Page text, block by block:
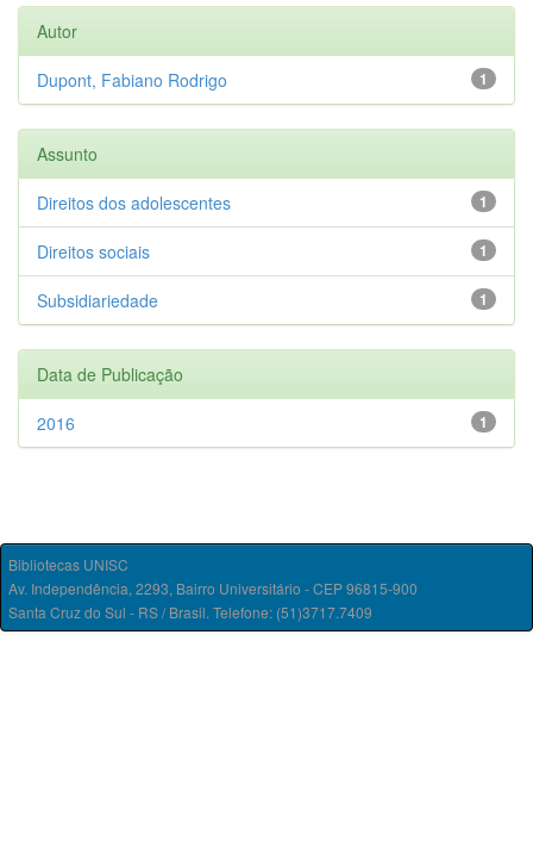
Autor
1
Dupont, Fabiano Rodrigo
Assunto
1
Direitos dos adolescentes
1
Direitos sociais
1
Subsidiariedade
Data de Publicação
1
2016
Bibliotecas UNISC
Av. Independência, 2293, Bairro Universitário - CEP 96815-900
Santa Cruz do Sul - RS / Brasil. Telefone: (51)3717.7409